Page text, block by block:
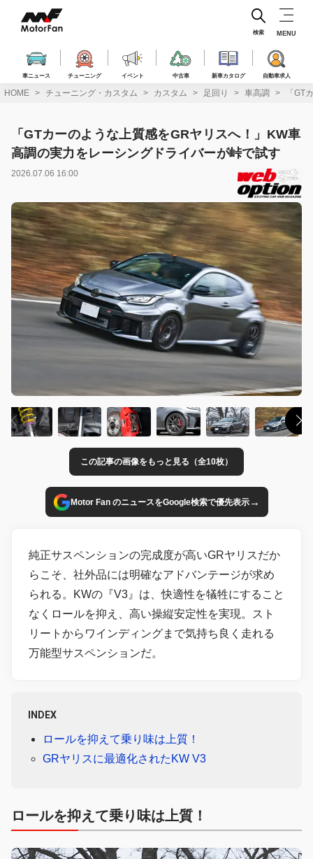
ス
車ニュース チューニング イベント 中古車 新車カタログ 自動車求人
検索 MENU
HOME チューニング・カスタム カスタム 足回り 車高調 「GT
「GTカーのような上質感をGRヤリスへ！」KW車
高調の実力をレーシングドライバーが峠で試す
2026.07.06 16:00
この記事の画像をもっと見る（全10枚）
Motor Fan のニュースをGoogle検索で優先表示→
純正サスペンションの完成度が高いGRヤリスだか
らこそ、社外品には明確なアドバンテージが求め
られる。KWの『V3』は、快適性を犠牲にすること
なくロールを抑え、高い操縦安定性を実現。スト
リートからワインディングまで気持ち良く走れる
万能型サスペンションだ。
INDEX
ロールを抑えて乗り味は上質！
GRヤリスに最適化されたKW V3
ロールを抑えて乗り味は上質！